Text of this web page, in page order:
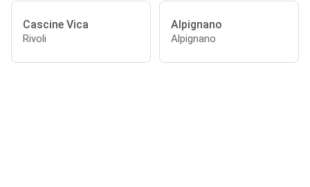
Cascine Vica
Rivoli
Alpignano
Alpignano